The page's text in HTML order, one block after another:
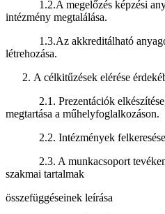
1.2.A megelőzés képzési
intézmény megtalálása.
1.3.Az akkreditálható anyagot
létrehozása.
A célkitűzések elérése
2.1. Prezentációk elkészítése,
megtartása a műhelyfoglalkozáson.
2.2. Intézmények felkeresése
2.3. A munkacsoport
szakmai tartalmak
összefüggéseinek leírása